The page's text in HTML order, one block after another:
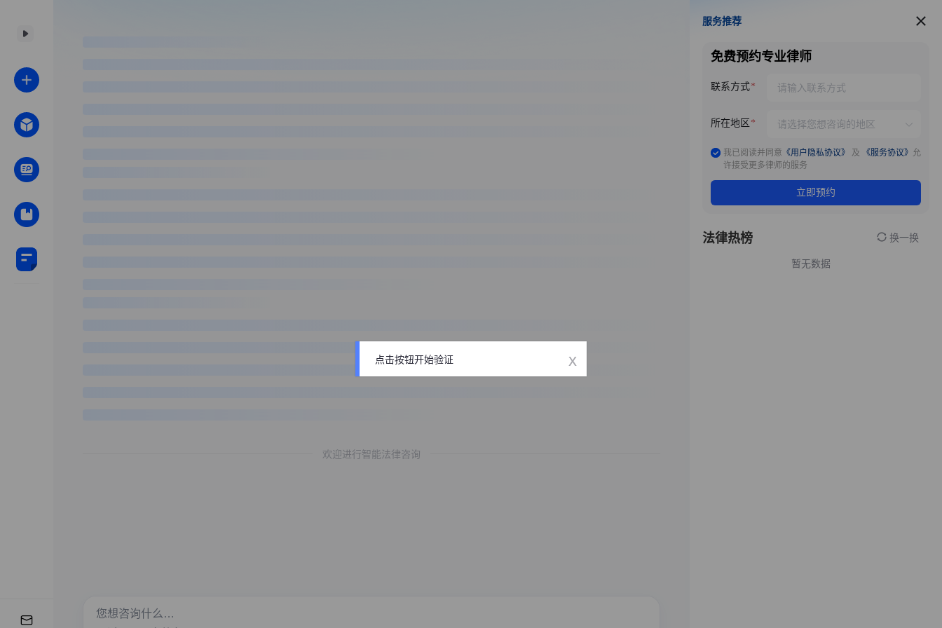
欢迎进行智能法律咨询
服务推荐
服务推荐
免费预约专业律师
联系方式
所在地区
我已阅读并同意 《用户隐私协议》 及 《服务协议》 允
许接受更多律师的服务
立即预约
法律热榜 换一换
暂无数据
点击按钮开始验证 x